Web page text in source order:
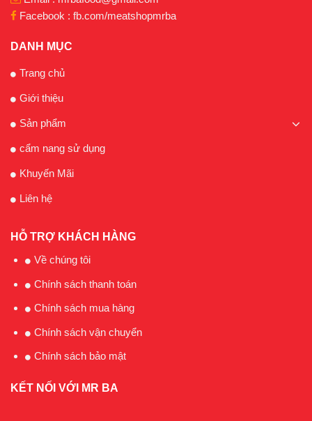
Facebook : fb.com/meatshopmrba
DANH MỤC
Trang chủ
Giới thiệu
Sản phẩm
cẩm nang sử dụng
Khuyến Mãi
Liên hệ
HỖ TRỢ KHÁCH HÀNG
Về chúng tôi
Chính sách thanh toán
Chính sách mua hàng
Chính sách vận chuyển
Chính sách bảo mật
KẾT NỐI VỚI MR BA